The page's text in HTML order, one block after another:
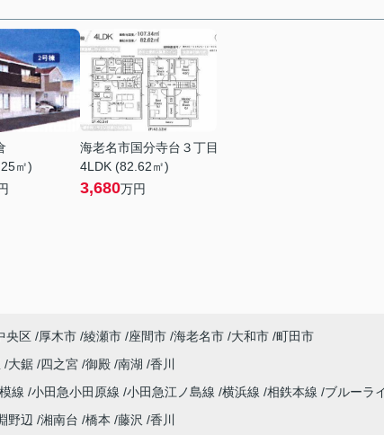
㎡)
海老名市国分寺台３丁目
4LDK (82.62㎡)
3,680万円
央区 厚木市 綾瀬市 座間市 海老名市 大和市 町田市
大鋸 四之宮 御殿 南湖 香川
線 小田急小田原線 小田急江ノ島線 横浜線 相鉄本線
ブルーラ
野辺 湘南台 橋本 藤沢 香川